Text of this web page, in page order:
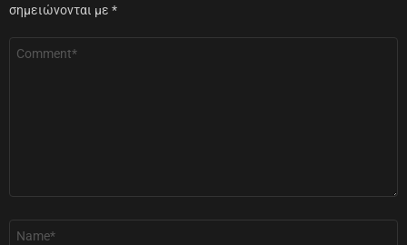
σημειώνονται με *
Σχόλιο
Όνομα